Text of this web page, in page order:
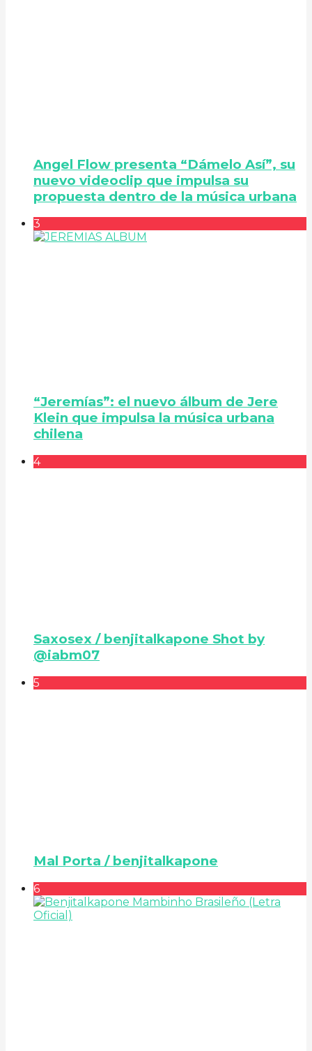
Angel Flow presenta “Dámelo Así”, su
nuevo videoclip que impulsa su
propuesta dentro de la música urbana
3
“Jeremías”: el nuevo álbum de Jere
Klein que impulsa la música urbana
chilena
4
Saxosex / benjitalkapone Shot by
@iabm07
5
Mal Porta / benjitalkapone
6